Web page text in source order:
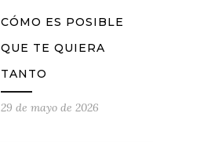
CÓMO ES POSIBLE
QUE TE QUIERA
TANTO
29 de mayo de 2026